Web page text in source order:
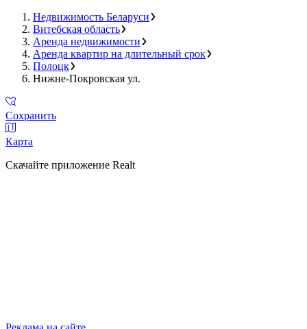
Недвижимость Беларуси
Витебская область
Аренда недвижимости
Аренда квартир на длительный срок
Полоцк
Нижне-Покровская ул.
Сохранить
Карта
Скачайте приложение Realt